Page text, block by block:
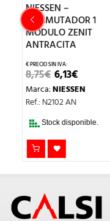
NIESSEN –
CONMUTADOR 1
MÓDULO ZENIT
ANTRACITA
8,75€EL
PRECIO
ORIGINAL
ERA:
6,13€EL
PRECIO
ACTUAL
ES:
Marca:NIESSEN
Ref.: N2102 AN
Stock disponible.